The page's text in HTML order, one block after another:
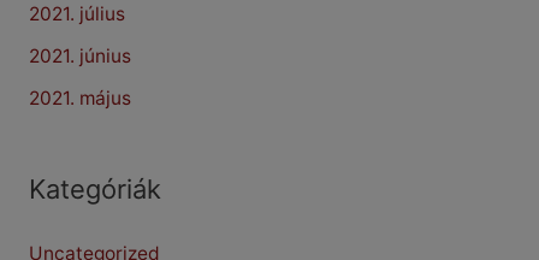
2021. július
2021. június
2021. május
Kategóriák
Uncategorized